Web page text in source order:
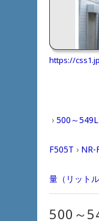
https://
› 500～
F505T › NR-
量（リット
500～